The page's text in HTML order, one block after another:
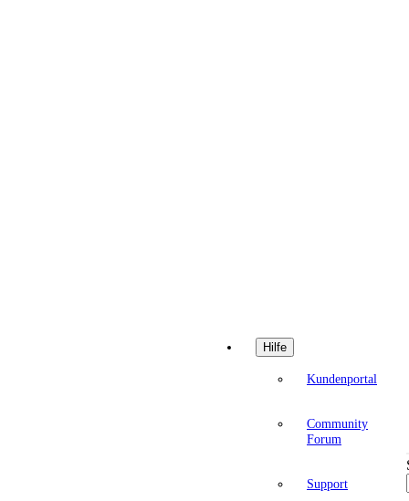
Hilfe
Kundenportal
Community
Forum
Support